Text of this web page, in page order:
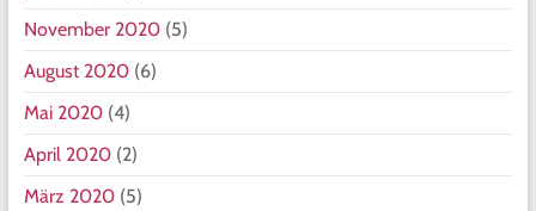
November 2020(5)
August 2020(6)
Mai 2020(4)
April 2020(2)
März 2020(5)